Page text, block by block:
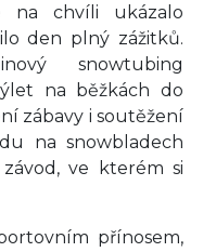
na chvíli ukázalo
den plný zážitků.
snowtubing
na běžkách do
zábavy i soutěžení
na snowbladech
ve kterém si
přínosem,